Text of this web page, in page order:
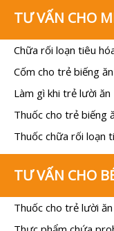
TƯ VẤN CHO
Chữa rối loạn tiêu
Cốm cho trẻ biếng ăn
Làm gì khi trẻ lười ăn
Thuốc cho trẻ biếng
Thuốc chữa rối loạn
TƯ VẤN CHO
Thuốc cho trẻ lười ăn